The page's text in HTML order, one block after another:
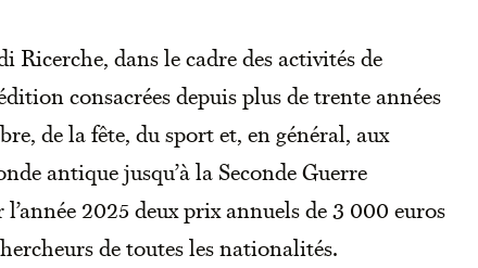
dans le cadre des activités de
consacrées depuis plus de trente années
de la fête, du sport et, en général, aux
antique jusqu’à la Seconde Guerre
2025 deux prix annuels de 3 000 euros
de toutes les nationalités.